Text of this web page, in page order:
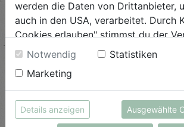
Schwierigkeit
leicht
werden die Daten von Drittanbieter,
auch in den USA, verarbeitet. Durch
Cookies erlauben" stimmst du der
Cookies zu. Unter "Details anzeigen"
Infos zu den unterschiedlichen
auch entscheiden, welche Cookies du
möchtest.
Weitere Informationen findest du in
Datenschutzerklärungbzw. im
Notwendig
Statistiken
Marketing
Details anzeigen Ausgewählte